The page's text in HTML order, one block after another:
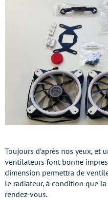
Toujours d’après nos yeux, et
ventilateurs font bonne
dimension permettra de
le radiateur, à condition que
rendez-vous.